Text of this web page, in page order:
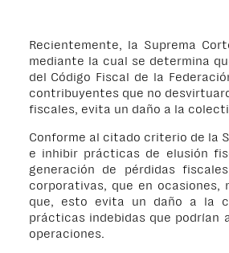
Recientemente, la Suprema
mediante la cual se determina
del Código Fiscal de la
contribuyentes que no
fiscales, evita un daño a la
Conforme al citado criterio de la
e inhibir prácticas de elusión
generación de pérdidas
corporativas, que en
que, esto evita un daño a la
prácticas indebidas que
operaciones.